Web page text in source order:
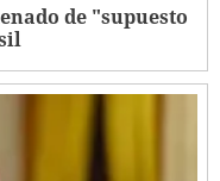
de "supuesto